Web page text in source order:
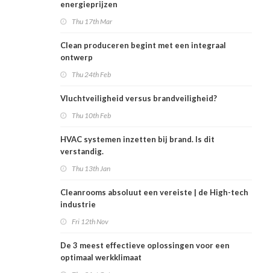
energieprijzen
Thu 17th Mar
Clean produceren begint met een integraal
ontwerp
Thu 24th Feb
Vluchtveiligheid versus brandveiligheid?
Thu 10th Feb
HVAC systemen inzetten bij brand. Is dit
verstandig.
Thu 13th Jan
Cleanrooms absoluut een vereiste | de High-tech
industrie
Fri 12th Nov
De 3 meest effectieve oplossingen voor een
optimaal werkklimaat